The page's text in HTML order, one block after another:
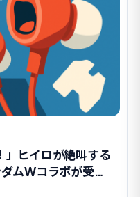
」ヒイロが絶叫する
ムWコラボが受注